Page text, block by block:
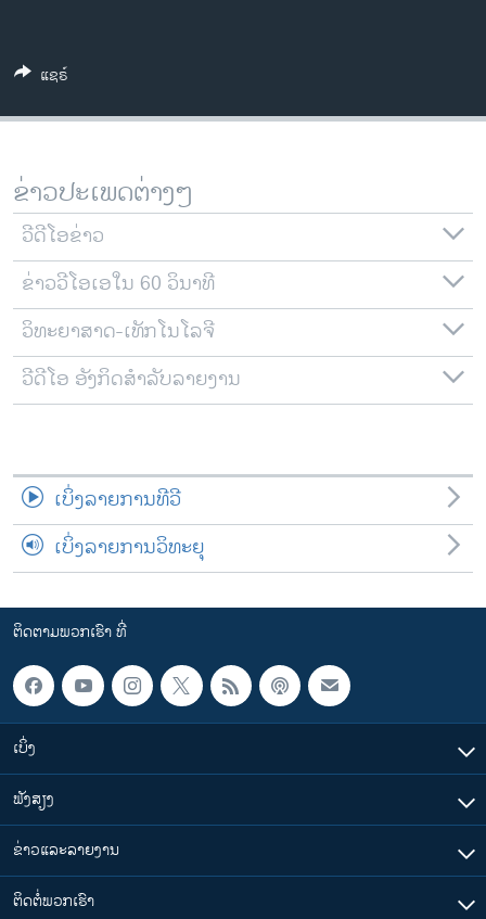
ວີດີໂອ
ສຽງ
ລາຍງານ
ຕິດຕາມພວກເຮົາ ທີ່
ພາສາຕ່າງໆ
ແຊຣ໌
ຂ່າວປະເພດຕ່າງໆ
ວີດີໂອຂ່າວ
ຂ່າວວີໂອເອໃນ 60 ວິນາທີ
ວິທະຍາສາດ-ເທັກໂນໂລຈີ
ວີດີໂອ ອັງກິດສຳລັບລາຍງານ
ເບິ່ງລາຍການທີວີ
ເບິ່ງລາຍການວິທະຍຸ
ຕິດຕາມພວກເຮົາ ທີ່
ເບິ່ງ
ຟັງສຽງ
ຂ່າວແລະລາຍງານ
ຕິດຕໍ່ພວກເຮົາ